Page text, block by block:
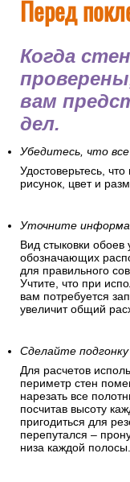
Перед
Когда
вам
дел.
Убедитесь, что
Удостоверьтесь,
рисунок, цвет и
Уточните
Вид стыковки обоев
обозначающих
для правильного
Учтите, что при
вам потребуется
увеличит общий
Сделайте подгонку
Для расчетов
периметр стен
нарезать все
посчитав высоту
пригодиться для
перепутался –
низа каждой полосы.